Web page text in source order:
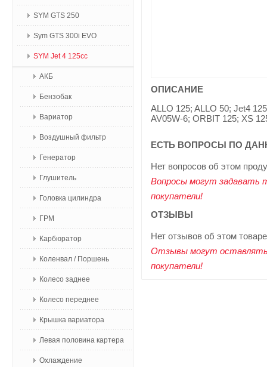
SYM GTS 250
Sym GTS 300i EVO
SYM Jet 4 125сс
АКБ
Бензобак
Вариатор
Воздушный фильтр
Генератор
Глушитель
Головка цилиндра
ГРМ
Карбюратор
Коленвал / Поршень
Колесо заднее
Колесо переднее
Крышка вариатора
Левая половина картера
Охлаждение
ОПИСАНИЕ
ALLO 125; ALLO 50; Jet4
AV05W-6; ORBIT 125; XS
ЕСТЬ ВОПРОСЫ ПО
Нет вопросов об этом
Вопросы могут задавать
покупатели!
ОТЗЫВЫ
Нет отзывов об этом товаре
Отзывы могут оставлять
покупатели!